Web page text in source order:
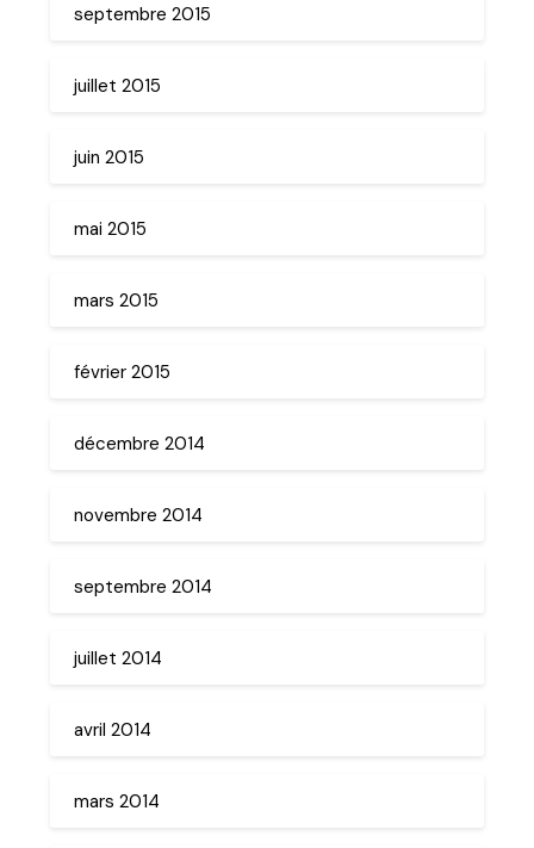
septembre 2015
juillet 2015
juin 2015
mai 2015
mars 2015
février 2015
décembre 2014
novembre 2014
septembre 2014
juillet 2014
avril 2014
mars 2014